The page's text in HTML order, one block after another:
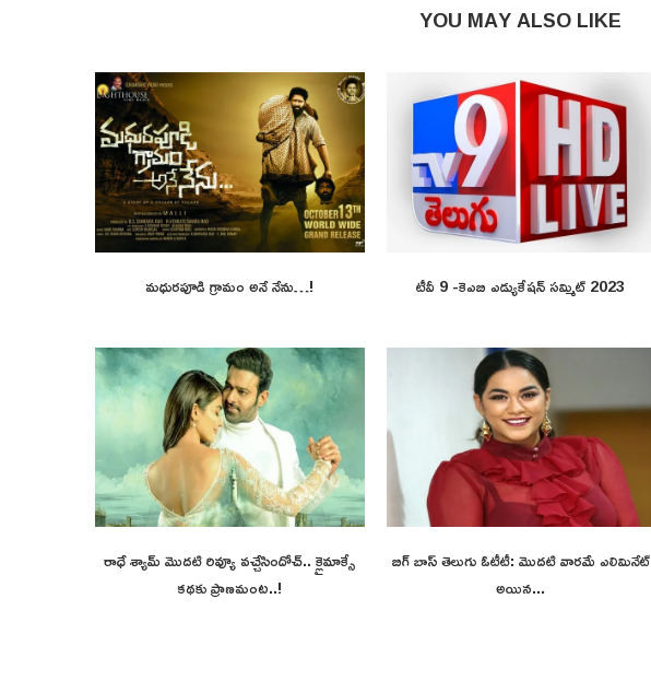
YOU MAY ALSO LIKE
మధురపూడి గ్రామం అనే నేను…! టీవీ 9 -కెఎబి ఎడ్యుకేషన్ సమ్మిట్ 2023
రాధే శ్యామ్ మొదటి రివ్యూ వచ్చేసిందోచ్.. క్లైమాక్సే
కథకు ప్రాణమంట..!
బిగ్ బాస్ తెలుగు ఓటీటీ: మొదటి వారమే ఎలిమినేట్
అయిన...